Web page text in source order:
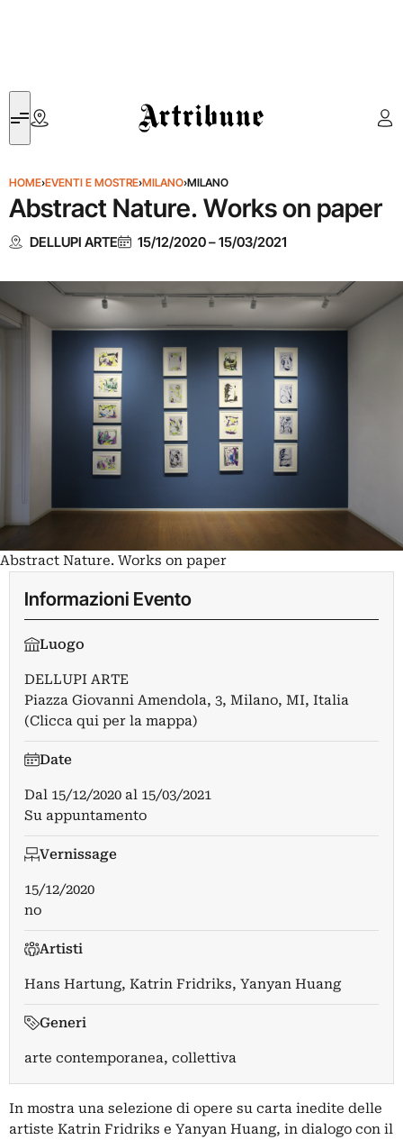
Artribune
HOME›EVENTI E MOSTRE›MILANO›MILANO
Abstract Nature. Works on paper
DELLUPI ARTE 15/12/2020–15/03/2021
Abstract Nature. Works on paper
Informazioni Evento
Luogo
DELLUPI ARTE
Piazza Giovanni Amendola, 3, Milano, MI, Italia
(Clicca qui per la mappa)
Date
Dal 15/12/2020 al 15/03/2021
Su appuntamento
Vernissage
15/12/2020
no
Artisti
Hans Hartung, Katrin Fridriks, Yanyan Huang
Generi
arte contemporanea, collettiva
In mostra una selezione di opere su carta inedite delle
artiste Katrin Fridriks e Yanyan Huang, in dialogo con il